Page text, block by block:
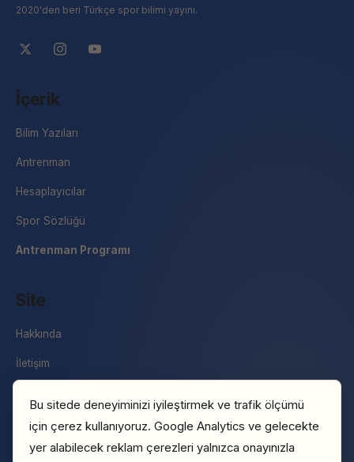
2020'den beri Türkçe spor bilimi yayını.
İçerik
Bilim Yazıları
Antrenman
Hesaplayıcılar
Spor Sözlüğü
Antrenman Programı
Site
Hakkında
İletişim
Gizlilik Politikası
Bu sitede deneyiminizi iyileştirmek ve trafik ölçümü
için çerez kullanıyoruz. Google Analytics ve gelecekte
yer alabilecek reklam çerezleri yalnızca onayınızla